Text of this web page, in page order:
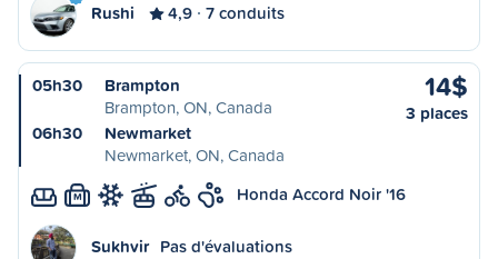
Rushi 4,9 7 conduits
05h30
Brampton
Brampton, ON, Canada
06h30
Newmarket
Newmarket, ON, Canada
14$
3 places
M Honda Accord Noir '16
Sukhvir Pas d'évaluations